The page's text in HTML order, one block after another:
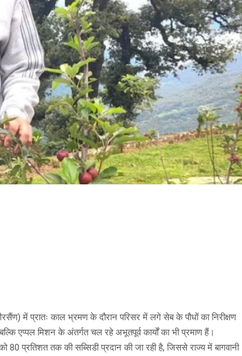
में प्रातः काल भ्रमण के दौरान परिसर में लगे सेब के पौधों का निरीक्षण
एप्पल मिशन के अंतर्गत चल रहे अभूतपूर्व कार्यों का भी प्रमाण हैं।
80 प्रतिशत तक की सब्सिडी प्रदान की जा रही है, जिससे राज्य में बागवानी